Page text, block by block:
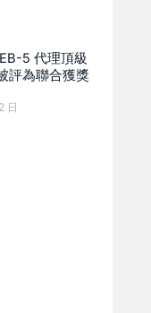
5 代理頂級
評為聯合獲獎
日